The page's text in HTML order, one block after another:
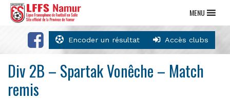
Encoder un résultat Accès clubs
MENU
Div 2B – Spartak Vonêche – Match
remis